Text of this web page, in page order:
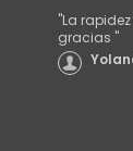
"La
gracias "